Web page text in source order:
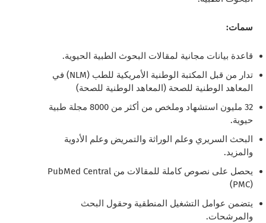
سمات:
قاعدة بيانات مجانية لمقالات البحوث الطبية الحيوية.
تدار من قبل المكتبة الوطنية الأمريكية للطب (NLM) في
المعاهد الوطنية للصحة (المعاهد الوطنية للصحة)
32 مليون استشهاد وملخص من أكثر من 8000 مجلة طبية
حيوية.
البحث السريري وعلم الوراثة والتمريض وعلم الأدوية
والمزيد.
يحصل على نصوص كاملة للمقالات من PubMed Central
(PMC)
يتضمن عوامل التشغيل المنطقية وحقول البحث
والمرشحات.